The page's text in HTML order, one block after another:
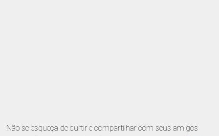
Não se esqueça de curtir e compartilhar com seus amigos